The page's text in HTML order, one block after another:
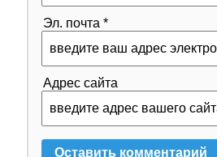
Эл. почта *
Адрес сайта